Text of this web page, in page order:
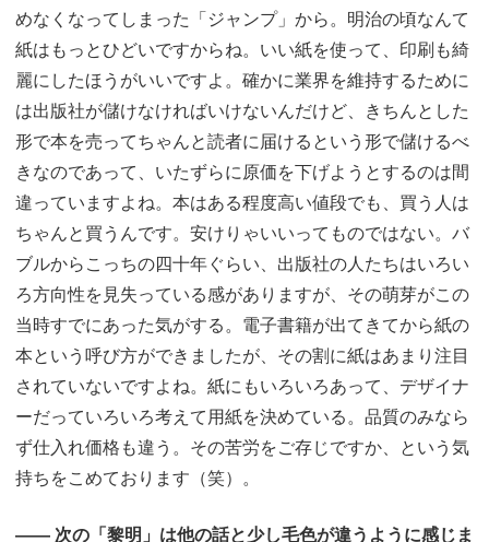
めなくなってしまった「ジャンプ」から。明治の頃なんて
紙はもっとひどいですからね。いい紙を使って、印刷も綺
麗にしたほうがいいですよ。確かに業界を維持するために
は出版社が儲けなければいけないんだけど、きちんとした
形で本を売ってちゃんと読者に届けるという形で儲けるべ
きなのであって、いたずらに原価を下げようとするのは間
違っていますよね。本はある程度高い値段でも、買う人は
ちゃんと買うんです。安けりゃいいってものではない。バ
ブルからこっちの四十年ぐらい、出版社の人たちはいろい
ろ方向性を見失っている感がありますが、その萌芽がこの
当時すでにあった気がする。電子書籍が出てきてから紙の
本という呼び方ができましたが、その割に紙はあまり注目
されていないですよね。紙にもいろいろあって、デザイナ
ーだっていろいろ考えて用紙を決めている。品質のみなら
ず仕入れ価格も違う。その苦労をご存じですか、という気
持ちをこめております（笑）。
―― 次の「黎明」は他の話と少し毛色が違うように感じま